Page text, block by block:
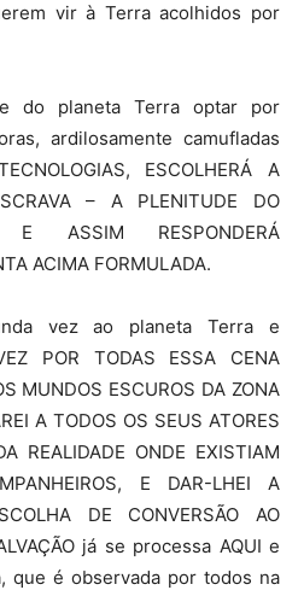
vir à Terra acolhidos por
do planeta Terra optar por
ardilosamente camufladas
ESCOLHERÁ A
– A PLENITUDE DO
E ASSIM RESPONDERÁ
ACIMA FORMULADA.
vez ao planeta Terra e
POR TODAS ESSA CENA
MUNDOS ESCUROS DA ZONA
A TODOS OS SEUS ATORES
REALIDADE ONDE EXISTIAM
E DAR-LHEI A
DE CONVERSÃO AO
já se processa AQUI e
que é observada por todos na